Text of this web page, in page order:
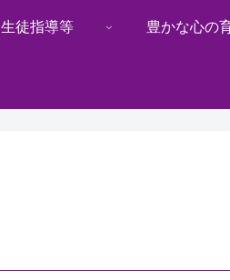
生徒指導等 豊かな心の